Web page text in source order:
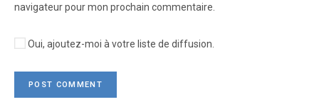
navigateur pour mon prochain commentaire.
Oui, ajoutez-moi à votre liste de diffusion.